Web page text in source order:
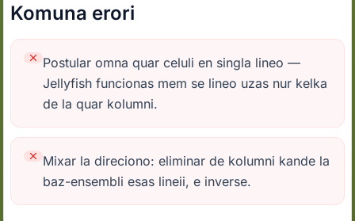
Komuna erori
Postular omna quar celuli en singla lineo —
Jellyfish funcionas mem se lineo uzas nur kelka
de la quar kolumni.
Mixar la direciono: eliminar de kolumni kande la
baz-ensembli esas lineii, e inverse.